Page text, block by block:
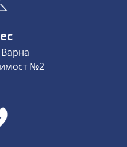
№2